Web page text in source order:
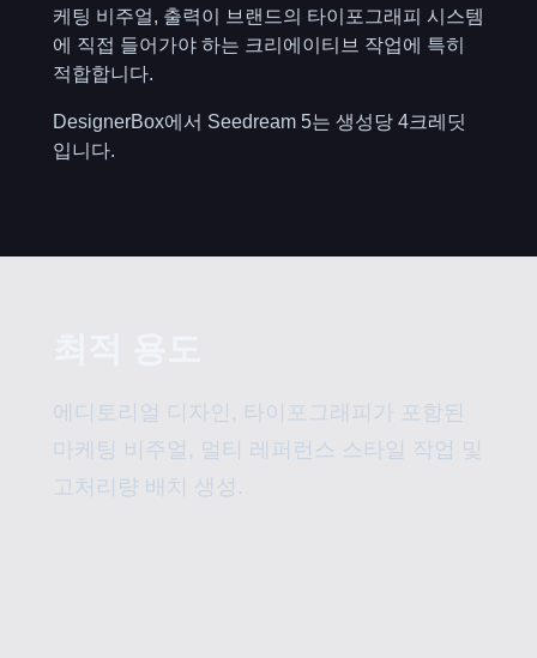
케팅 비주얼, 출력이 브랜드의 타이포그래피 시스템
에 직접 들어가야 하는 크리에이티브 작업에 특히
적합합니다.
DesignerBox에서 Seedream 5는 생성당 4크레딧
입니다.
에디토리얼 디자인, 타이포그래피가 포함된
마케팅 비주얼, 멀티 레퍼런스 스타일 작업 및
고처리량 배치 생성.